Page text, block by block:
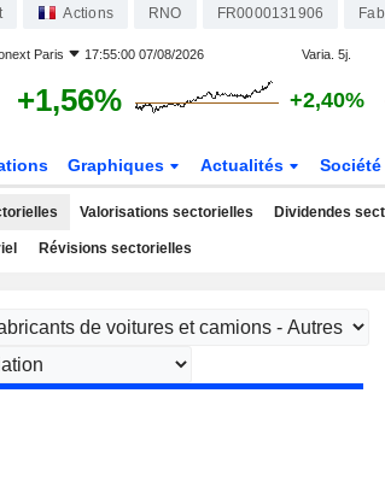
Actions RNO FR0000131906
Paris 17:55:00 07/08/2026 Varia. 5j.
+1,56% +2,40%
Graphiques Actualités Société
Valorisations sectorielles Dividendes
Révisions sectorielles